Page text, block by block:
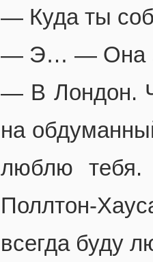
— Куда ты
— Э… — Она
— В Лондон.
на
люблю тебя.
Поллтон-
всегда буду